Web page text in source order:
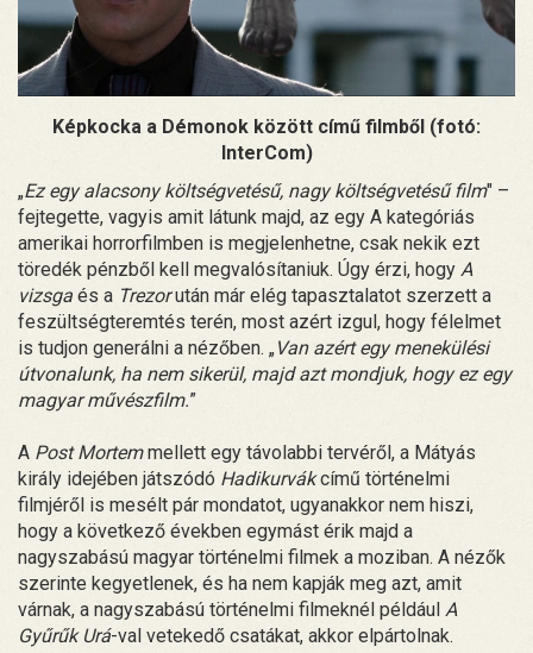
Képkocka a Démonok között című filmből (fotó:
InterCom)
„Ez egy alacsony költségvetésű, nagy költségvetésű film" –
fejtegette, vagyis amit látunk majd, az egy A kategóriás
amerikai horrorfilmben is megjelenhetne, csak nekik ezt
töredék pénzből kell megvalósítaniuk. Úgy érzi, hogy A
vizsga és a Trezorután már elég tapasztalatot szerzett a
feszültségteremtés terén, most azért izgul, hogy félelmet
is tudjon generálni a nézőben. „Van azért egy menekülési
útvonalunk, ha nem sikerül, majd azt mondjuk, hogy ez egy
magyar művészfilm.”
A Post Mortemmellett egy távolabbi tervéről, a Mátyás
király idejében játszódó Hadikurvákcímű történelmi
filmjéről is mesélt pár mondatot, ugyanakkor nem hiszi,
hogy a következő években egymást érik majd a
nagyszabású magyar történelmi filmek a moziban. A nézők
szerinte kegyetlenek, és ha nem kapják meg azt, amit
várnak, a nagyszabású történelmi filmeknél például A
Gyűrűk Urá-val vetekedő csatákat, akkor elpártolnak.